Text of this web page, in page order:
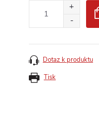
Tisk
Dotaz k produktu